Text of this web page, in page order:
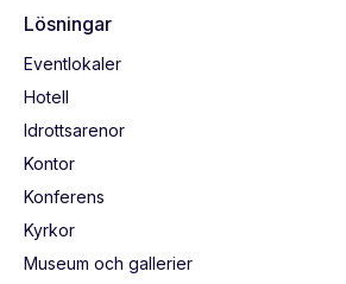
Lösningar
Eventlokaler
Hotell
Idrottsarenor
Kontor
Konferens
Kyrkor
Museum och gallerier